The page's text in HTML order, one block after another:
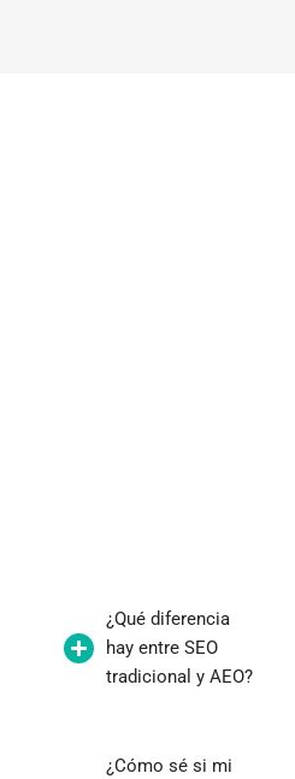
¿Qué diferencia
hay entre SEO
tradicional y AEO?
¿Cómo sé si mi